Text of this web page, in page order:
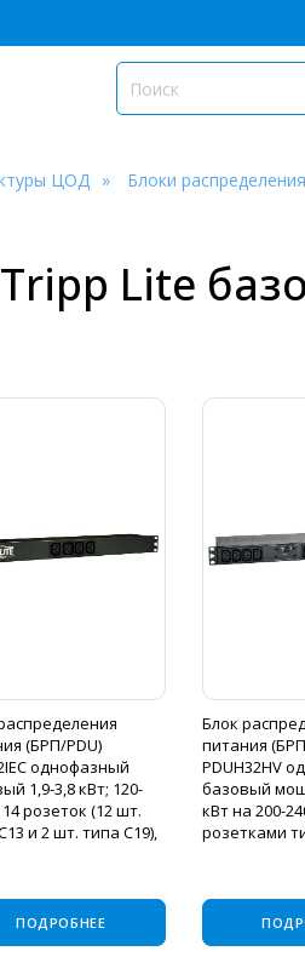
ЦОД Блоки
Lite
(БРП/PDU)
однофазный
1,9-3,8 кВт; 120-
14 розеток (12 шт.
и 2 шт. типа C19),
вы
ПОДРОБНЕЕ
Блок
питания
PDUH32HV
базовый
кВт на 200-
розетками
шнуром